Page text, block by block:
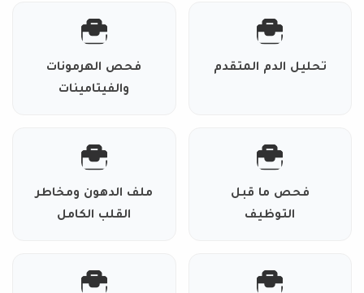
تحليل الدم المتقدم
فحص الهرمونات
والفيتامينات
فحص ما قبل
التوظيف
ملف الدهون ومخاطر
القلب الكامل